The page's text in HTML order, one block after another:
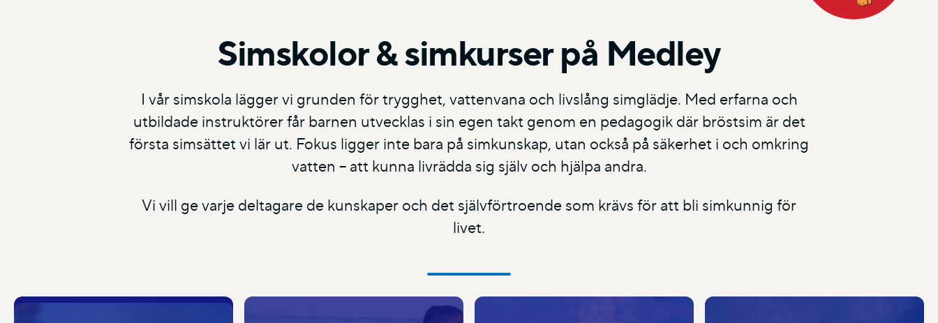
Simskolor & simkurser på Medley
I vår simskola lägger vi grunden för trygghet, vattenvana och livslång simglädje. Med erfarna och
utbildade instruktörer får barnen utvecklas i sin egen takt genom en pedagogik där bröstsim är det
första simsättet vi lär ut. Fokus ligger inte bara på simkunskap, utan också på säkerhet i och omkring
vatten – att kunna livrädda sig själv och hjälpa andra.
Vi vill ge varje deltagare de kunskaper och det självförtroende som krävs för att bli simkunnig för
livet.